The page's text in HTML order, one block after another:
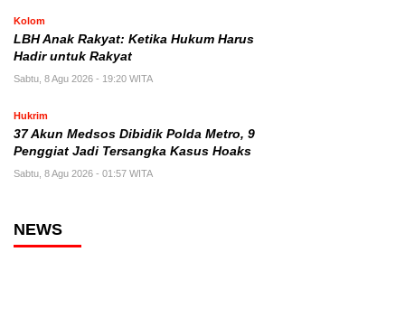
Kolom
LBH Anak Rakyat: Ketika Hukum Harus
Hadir untuk Rakyat
Sabtu, 8 Agu 2026 - 19:20 WITA
Hukrim
37 Akun Medsos Dibidik Polda Metro, 9
Penggiat Jadi Tersangka Kasus Hoaks
Sabtu, 8 Agu 2026 - 01:57 WITA
NEWS